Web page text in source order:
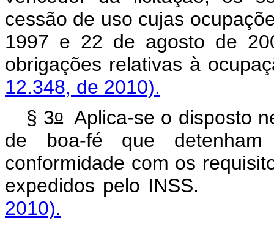
cessão de uso cujas
1997 e 22 de agosto de
obrigações relativas
12.348, de 2010).
§ 3oAplica-se o disposto
de boa-fé que
conformidade com os
expedidos pelo
2010).